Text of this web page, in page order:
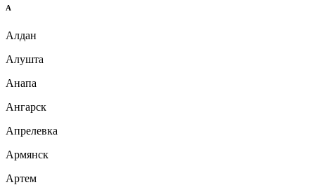
А
Алдан
Алушта
Анапа
Ангарск
Апрелевка
Армянск
Артем